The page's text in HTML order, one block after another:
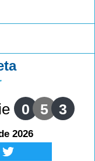
0 5 3
2026